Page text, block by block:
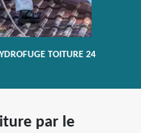
TOITURE 24
par le